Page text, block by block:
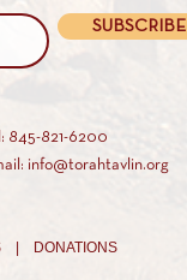
SUBSCRIBE
845-821-6200
info@torahtavlin.org
| DONATIONS